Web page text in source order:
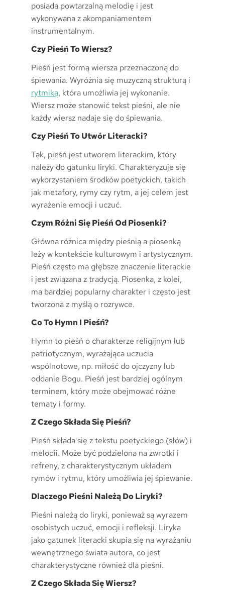
posiada powtarzalną melodię i jest
wykonywana z akompaniamentem
instrumentalnym.
Czy Pieśń To Wiersz?
Pieśń jest formą wiersza przeznaczoną do
śpiewania. Wyróżnia się muzyczną strukturą i
rytmiką, która umożliwia jej wykonanie.
Wiersz może stanowić tekst pieśni, ale nie
każdy wiersz nadaje się do śpiewania.
Czy Pieśń To Utwór Literacki?
Tak, pieśń jest utworem literackim, który
należy do gatunku liryki. Charakteryzuje się
wykorzystaniem środków poetyckich, takich
jak metafory, rymy czy rytm, a jej celem jest
wyrażenie emocji i uczuć.
Czym Różni Się Pieśń Od Piosenki?
Główna różnica między pieśnią a piosenką
leży w kontekście kulturowym i artystycznym.
Pieśń często ma głębsze znaczenie literackie
i jest związana z tradycją. Piosenka, z kolei,
ma bardziej popularny charakter i często jest
tworzona z myślą o rozrywce.
Co To Hymn I Pieśń?
Hymn to pieśń o charakterze religijnym lub
patriotycznym, wyrażająca uczucia
wspólnotowe, np. miłość do ojczyzny lub
oddanie Bogu. Pieśń jest bardziej ogólnym
terminem, który może obejmować różne
tematy i formy.
Z Czego Składa Się Pieśń?
Pieśń składa się z tekstu poetyckiego (słów) i
melodii. Może być podzielona na zwrotki i
refreny, z charakterystycznym układem
rymów i rytmu, który umożliwia jej śpiewanie.
Dlaczego Pieśni Należą Do Liryki?
Pieśni należą do liryki, ponieważ są wyrazem
osobistych uczuć, emocji i refleksji. Liryka
jako gatunek literacki skupia się na wyrażaniu
wewnętrznego świata autora, co jest
charakterystyczne również dla pieśni.
Z Czego Składa Się Wiersz?